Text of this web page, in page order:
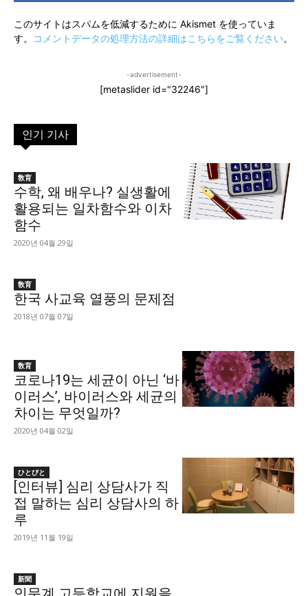
ト：
このサイトはスパムを低減するために Akismet を使っていま
す。
コメントデータの処理方法の詳細はこちらをご覧ください。
-advertisement-
[metaslider id="32246"]
인기 기사
敎育
수학, 왜 배우나? 실생활에
활용되는 일차함수와 이차
함수
2020년 04월 29일
敎育
한국 사교육 열풍의 문제점
2018년 07월 07일
敎育
코로나19는 세균이 아닌 ‘바
이러스’, 바이러스와 세균의
차이는 무엇일까?
2020년 04월 02일
ひとびと
[인터뷰] 심리 상담사가 직
접 말하는 심리 상담사의 하
루
2019년 11월 19일
新聞